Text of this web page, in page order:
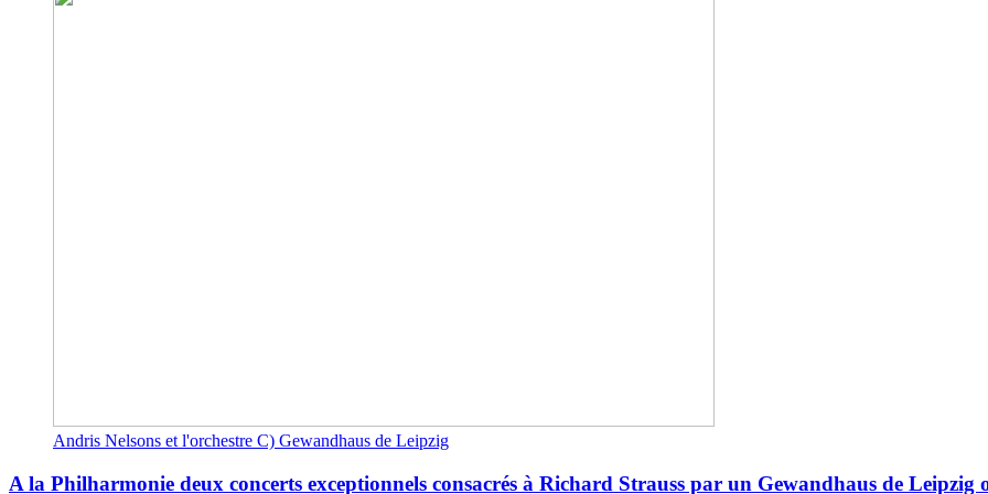
Andris Nelsons et l'orchestre C) Gewandhaus de Leipzig
A la Philharmonie deux concerts exceptionnels consacrés à Richard Strauss par un Gewandhaus de Leipzig